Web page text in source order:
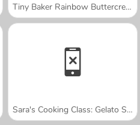
Tiny Baker Rainbow Buttercream Cake
Sara's Cooking Class: Gelato Sundae